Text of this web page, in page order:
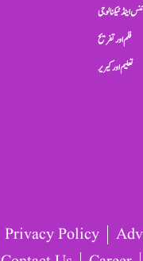
اینڈ ٹیکنالوجی
فلم اور تفریح
تعلیم اور کیریر
Privacy Policy